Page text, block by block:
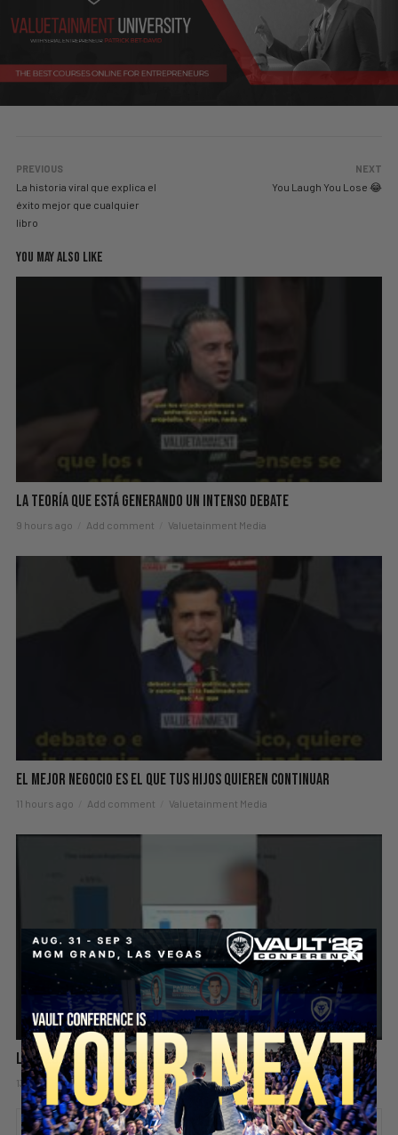
PREVIOUS
La historia viral que explica el
éxito mejor que cualquier
libro
NEXT
You Laugh You Lose 😂
YOU MAY ALSO LIKE
La Teoría Que Está Generando Un Intenso Debate
9 hours ago Add comment Valuetainment Media
El Mejor Negocio Es El Que Tus Hijos Quieren Continuar
11 hours ago Add comment Valuetainment Media
La Razón Detrás del Boom en la Construcción en EE. UU.
13 hours ago Add comment Valuetainment Media